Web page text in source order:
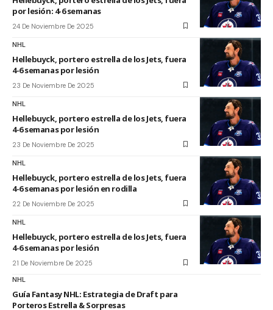
por lesión: 4-6 semanas
24 De Noviembre De 2025
NHL
Hellebuyck, portero estrella de los Jets, fuera
4-6 semanas por lesión
23 De Noviembre De 2025
NHL
Hellebuyck, portero estrella de los Jets, fuera
4-6 semanas por lesión
23 De Noviembre De 2025
NHL
Hellebuyck, portero estrella de los Jets, fuera
4-6 semanas por lesión en rodilla
22 De Noviembre De 2025
NHL
Hellebuyck, portero estrella de los Jets, fuera
4-6 semanas por lesión
21 De Noviembre De 2025
NHL
Guía Fantasy NHL: Estrategia de Draft para
Porteros Estrella & Sorpresas